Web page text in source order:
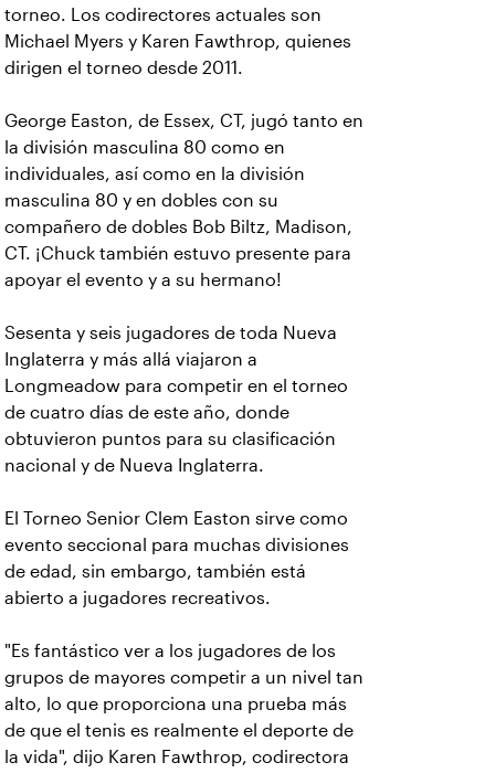
torneo. Los codirectores actuales son
Michael Myers y Karen Fawthrop, quienes
dirigen el torneo desde 2011.
George Easton, de Essex, CT, jugó tanto en
la división masculina 80 como en
individuales, así como en la división
masculina 80 y en dobles con su
compañero de dobles Bob Biltz, Madison,
CT. ¡Chuck también estuvo presente para
apoyar el evento y a su hermano!
Sesenta y seis jugadores de toda Nueva
Inglaterra y más allá viajaron a
Longmeadow para competir en el torneo
de cuatro días de este año, donde
obtuvieron puntos para su clasificación
nacional y de Nueva Inglaterra.
El Torneo Senior Clem Easton sirve como
evento seccional para muchas divisiones
de edad, sin embargo, también está
abierto a jugadores recreativos.
"Es fantástico ver a los jugadores de los
grupos de mayores competir a un nivel tan
alto, lo que proporciona una prueba más
de que el tenis es realmente el deporte de
la vida", dijo Karen Fawthrop, codirectora